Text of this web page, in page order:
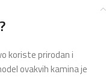
koriste prirodan i
ovakvih kamina je